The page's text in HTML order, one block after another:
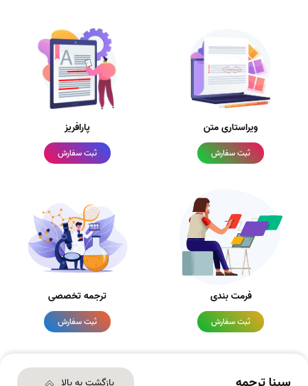
ویراستاری متن
ثبت سفارش
پارافریز
ثبت سفارش
فرمت بندی
ثبت سفارش
ترجمه تخصصی
ثبت سفارش